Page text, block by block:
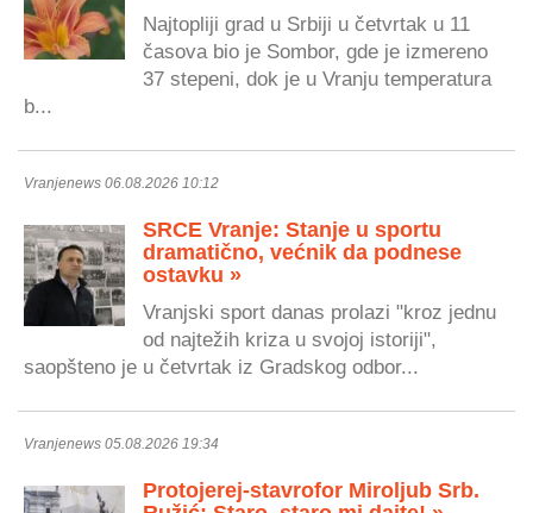
Najtopliji grad u Srbiji u četvrtak u 11
časova bio je Sombor, gde je izmereno
37 stepeni, dok je u Vranju temperatura
b...
Vranjenews 06.08.2026 10:12
SRCE Vranje: Stanje u sportu
dramatično, većnik da podnese
ostavku »
Vranjski sport danas prolazi "kroz jednu
od najtežih kriza u svojoj istoriji",
saopšteno je u četvrtak iz Gradskog odbor...
Vranjenews 05.08.2026 19:34
Protojerej-stavrofor Miroljub Srb.